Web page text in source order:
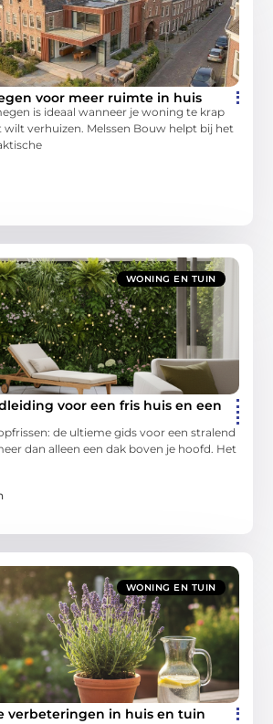
voor meer ruimte in huis
is ideaal wanneer je woning te krap
verhuizen. Melssen Bouw helpt bij het
WONING EN TUIN
voor een fris huis en een
de ultieme gids voor een stralend
dan alleen een dak boven je hoofd. Het
WONING EN TUIN
verbeteringen in huis en tuin